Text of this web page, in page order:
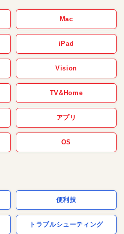
Mac
iPad
Vision
TV&Home
アプリ
OS
便利技
トラブルシューティング